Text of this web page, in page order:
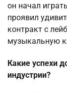
он начал
проявил
контракт с
музыкальную
Какие успехи
индустрии?